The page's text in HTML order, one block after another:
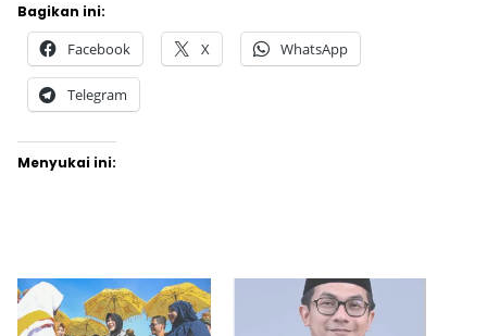
Bagikan ini:
Facebook X WhatsApp
Telegram
Menyukai ini: